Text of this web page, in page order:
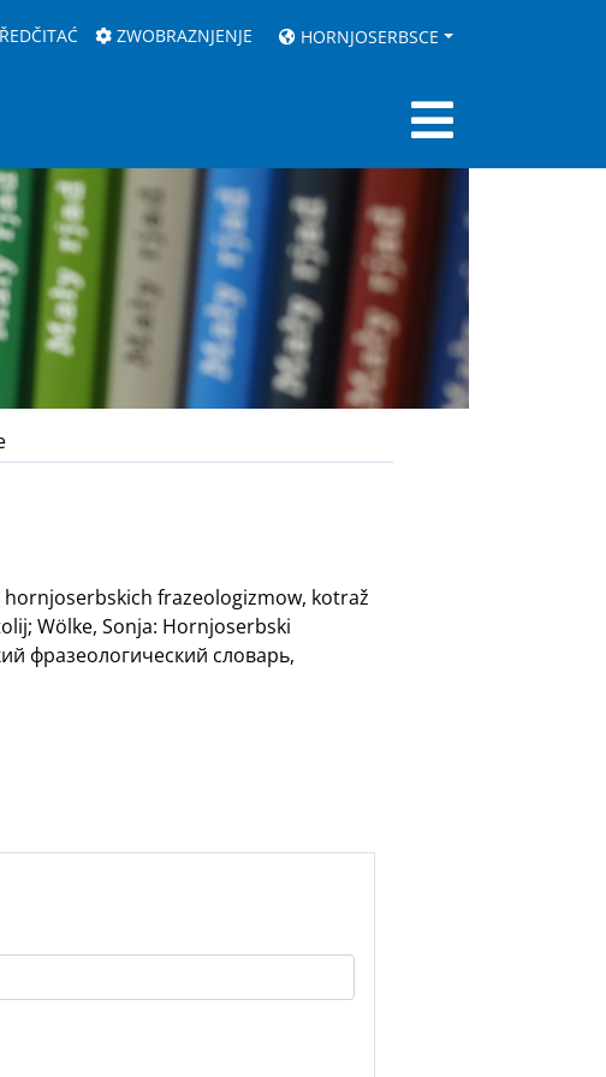
ZWOBRAZNJENJE HORNJOSERBSCE
frazeologizmow, kotraž
Wölke, Sonja: Hornjoserbski
фразеологический словарь,